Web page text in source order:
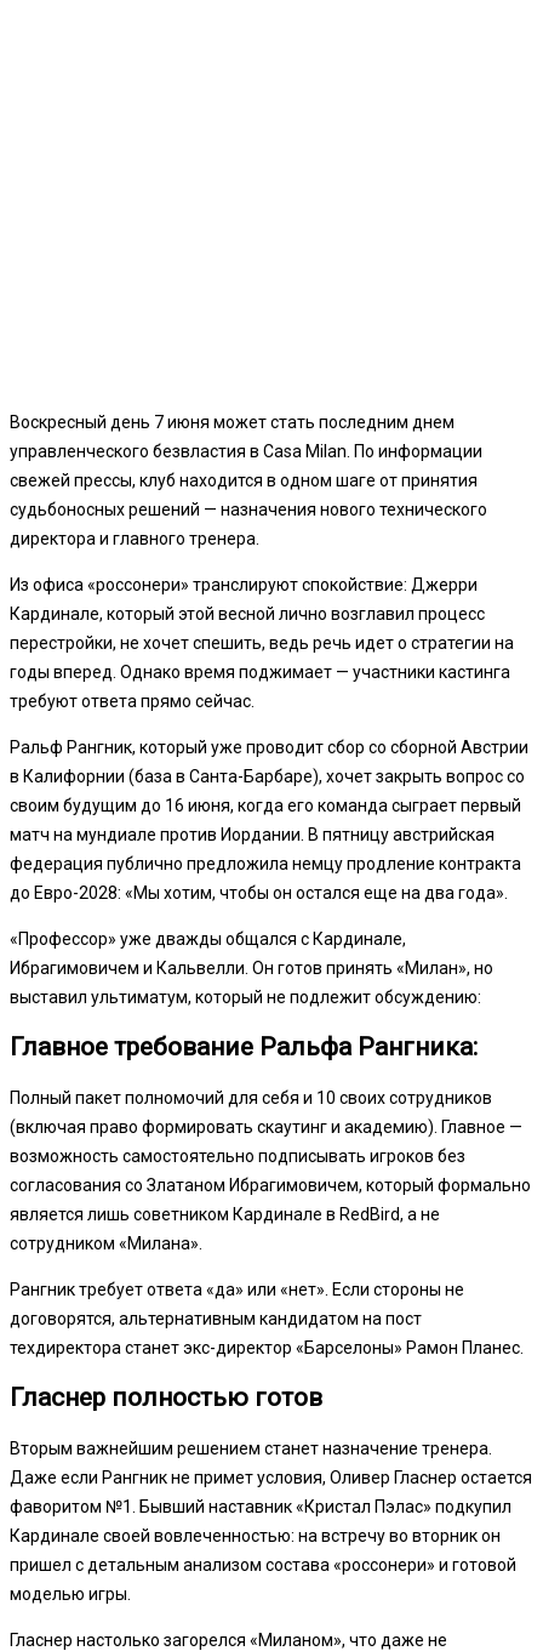
Воскресный день 7 июня может стать последним днем
управленческого безвластия в Casa Milan. По информации
свежей прессы, клуб находится в одном шаге от принятия
судьбоносных решений — назначения нового технического
директора и главного тренера.
Из офиса «россонери» транслируют спокойствие: Джерри
Кардинале, который этой весной лично возглавил процесс
перестройки, не хочет спешить, ведь речь идет о стратегии на
годы вперед. Однако время поджимает — участники кастинга
требуют ответа прямо сейчас.
Ральф Рангник, который уже проводит сбор со сборной Австрии
в Калифорнии (база в Санта-Барбаре), хочет закрыть вопрос со
своим будущим до 16 июня, когда его команда сыграет первый
матч на мундиале против Иордании. В пятницу австрийская
федерация публично предложила немцу продление контракта
до Евро-2028: «Мы хотим, чтобы он остался еще на два года».
«Профессор» уже дважды общался с Кардинале,
Ибрагимовичем и Кальвелли. Он готов принять «Милан», но
выставил ультиматум, который не подлежит обсуждению:
Главное требование Ральфа Рангника:
Полный пакет полномочий для себя и 10 своих сотрудников
(включая право формировать скаутинг и академию). Главное —
возможность самостоятельно подписывать игроков без
согласования со Златаном Ибрагимовичем, который формально
является лишь советником Кардинале в RedBird, а не
сотрудником «Милана».
Рангник требует ответа «да» или «нет». Если стороны не
договорятся, альтернативным кандидатом на пост
техдиректора станет экс-директор «Барселоны» Рамон Планес.
Гласнер полностью готов
Вторым важнейшим решением станет назначение тренера.
Даже если Рангник не примет условия, Оливер Гласнер остается
фаворитом №1. Бывший наставник «Кристал Пэлас» подкупил
Кардинале своей вовлеченностью: на встречу во вторник он
пришел с детальным анализом состава «россонери» и готовой
моделью игры.
Гласнер настолько загорелся «Миланом», что даже не